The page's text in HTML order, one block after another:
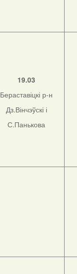
19.03
Бераставіцкі р-н
Дз.Вінчэўскі і
С.Панькова